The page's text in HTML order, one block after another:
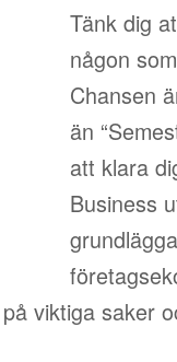
Tänk dig
någon
Chansen
än
att klara
Business
viktiga saker